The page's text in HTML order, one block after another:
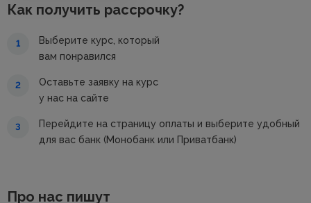
Как получить рассрочку?
1
Выберите курс, который
вам понравился
2
Оставьте заявку на курс
у нас на сайте
3
Перейдите на страницу оплаты и выберите удобный
для вас банк (Монобанк или Приватбанк)
Про нас пишут